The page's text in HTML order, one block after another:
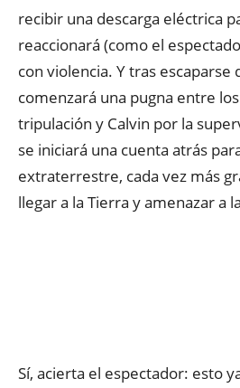
recibir una descarga eléctrica
reaccionará (como el
con violencia. Y tras
comenzará una pugna entre
tripulación y Calvin por la
se iniciará una cuenta atrás
extraterrestre, cada vez más
llegar a la Tierra y amenazar a
Sí, acierta el espectador: esto